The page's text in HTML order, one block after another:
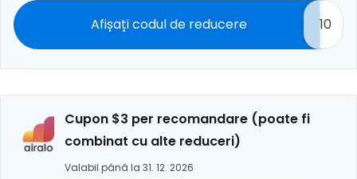
Afișați codul de reducere 10
Cupon $3 per recomandare (poate fi
combinat cu alte reduceri)
Valabil până la 31. 12. 2026